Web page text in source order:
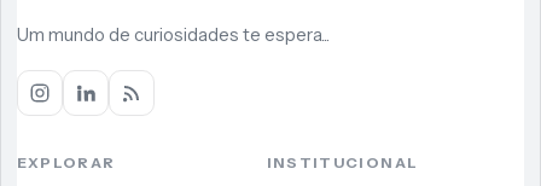
Um mundo de curiosidades te espera...
EXPLORAR INSTITUCIONAL